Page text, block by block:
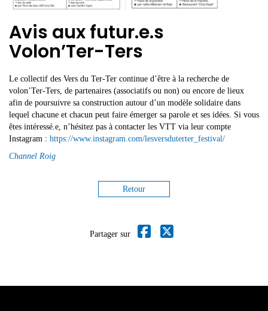
Avis aux futur.e.s
Volon’Ter-Ters
Le collectif des Vers du Ter-Ter continue d’être à la recherche de
volon’Ter-Ters, de partenaires (associatifs ou non) ou encore de lieux
afin de poursuivre sa construction autour d’un modèle solidaire dans
lequel chacune et chacun peut faire émerger sa parole et ses idées. Si vous
êtes intéressé.e, n’hésitez pas à contacter les VTT via leur compte
Instagram : https://www.instagram.com/lesversduterter_festival/
Channel Roig
Retour
Partager sur